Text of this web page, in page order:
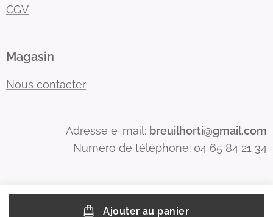
Ajouter au panier
CGV
Magasin
Nous contacter
Adresse e-mail: breuilhorti@gmail.com
Numéro de téléphone: 04 65 84 21 34